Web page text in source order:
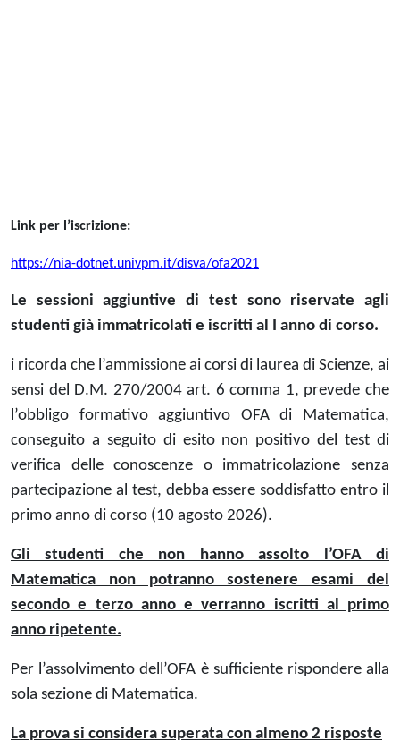
Link per l’iscrizione:
https://nia-dotnet.univpm.it/disva/ofa2021
Le sessioni aggiuntive di test sono riservate agli
studenti già immatricolati e iscritti al I anno di corso.
i ricorda che l’ammissione ai corsi di laurea di Scienze, ai
sensi del D.M. 270/2004 art. 6 comma 1, prevede che
l’obbligo formativo aggiuntivo OFA di Matematica,
conseguito a seguito di esito non positivo del test di
verifica delle conoscenze o immatricolazione senza
partecipazione al test, debba essere soddisfatto entro il
primo anno di corso (10 agosto 2026).
Gli studenti che non hanno assolto l’OFA di
Matematica non potranno sostenere esami del
secondo e terzo anno e verranno iscritti al primo
anno ripetente.
Per l’assolvimento dell’OFA è sufficiente rispondere alla
sola sezione di Matematica.
La prova si considera superata con almeno 2 risposte